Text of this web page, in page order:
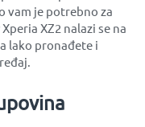
vam je potrebno za
XZ2 nalazi se na
lako pronađete i